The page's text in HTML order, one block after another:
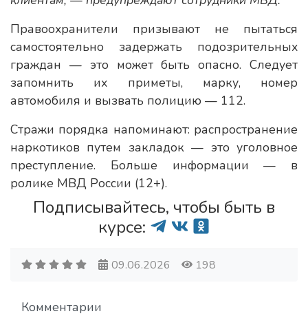
Правоохранители призывают не пытаться
самостоятельно задержать подозрительных
граждан — это может быть опасно. Следует
запомнить их приметы, марку, номер
автомобиля и вызвать полицию — 112.
Стражи порядка напоминают: распространение
наркотиков путем закладок — это уголовное
преступление. Больше информации — в
ролике МВД России (12+).
Подписывайтесь, чтобы быть в
курсе:
09.06.2026 198
Комментарии